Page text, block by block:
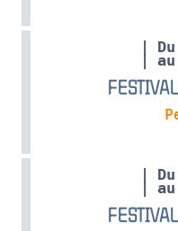
|
| au
|
| au